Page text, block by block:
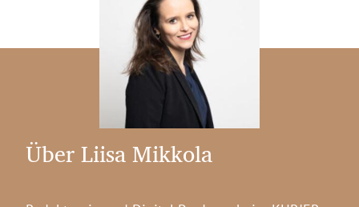
Über Liisa Mikkola